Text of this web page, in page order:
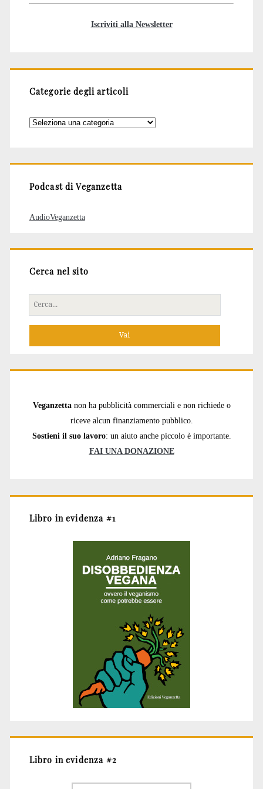
Iscriviti alla Newsletter
Categorie degli articoli
Categorie
Podcast di Veganzetta
AudioVeganzetta
Cerca nel sito
Cerca
per:
Veganzetta non ha pubblicità commerciali e non richiede o
riceve alcun finanziamento pubblico.
Sostieni il suo lavoro: un aiuto anche piccolo è importante.
FAI UNA DONAZIONE
Libro in evidenza #1
Libro in evidenza #2